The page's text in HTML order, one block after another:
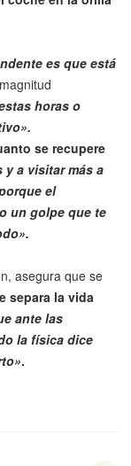
es que está
horas o
se recupere
y a visitar más a
el
un golpe que te
asegura que se
separa la vida
ante las
la física dice
.